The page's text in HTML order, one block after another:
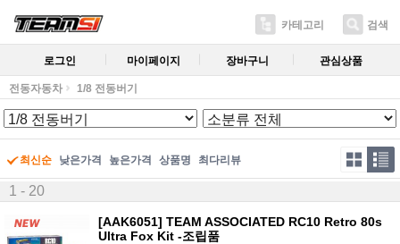
카테고리 검색
로그인 마이페이지 장바구니 관심상품
전동자동차 1/8 전동버기
최신순 낮은가격 높은가격 상품명 최다리뷰
1 - 20
[AAK6051] TEAM ASSOCIATED RC10 Retro 80s
Ultra Fox Kit -조립품